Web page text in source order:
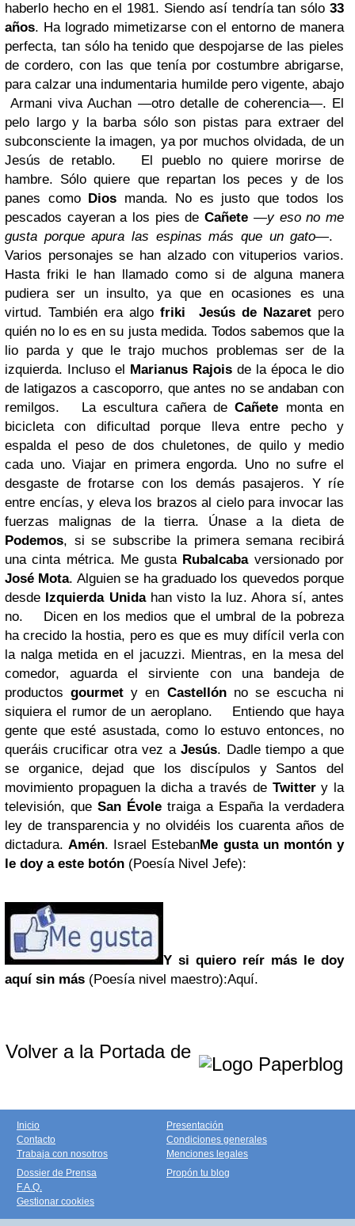
haberlo hecho en el 1981. Siendo así tendría tan sólo 33
años. Ha logrado mimetizarse con el entorno de manera
perfecta, tan sólo ha tenido que despojarse de las pieles
de cordero, con las que tenía por costumbre abrigarse,
para calzar una indumentaria humilde pero vigente, abajo
Armani viva Auchan ―otro detalle de coherencia―. El
pelo largo y la barba sólo son pistas para extraer del
subconsciente la imagen, ya por muchos olvidada, de un
Jesús de retablo. El pueblo no quiere morirse de
hambre. Sólo quiere que repartan los peces y de los
panes como Dios manda. No es justo que todos los
pescados cayeran a los pies deCañete ―y eso no me
gusta porque apura las espinas más que un gato―.
Varios personajes se han alzado con vituperios varios.
Hasta friki le han llamado como si de alguna manera
pudiera ser un insulto, ya que en ocasiones es una
virtud. También era algofriki Jesús de Nazaretpero
quién no lo es en su justa medida. Todos sabemos que la
lio parda y que le trajo muchos problemas ser de la
izquierda. Incluso el Marianus Rajois de la época le dio
de latigazos a cascoporro, que antes no se andaban con
remilgos. La escultura cañera deCañete monta en
bicicleta con dificultad porque lleva entre pecho y
espalda el peso de dos chuletones, de quilo y medio
cada uno. Viajar en primera engorda. Uno no sufre el
desgaste de frotarse con los demás pasajeros. Y ríe
entre encías, y eleva los brazos al cielo para invocar las
fuerzas malignas de la tierra. Únase a la dieta de
Podemos, si se subscribe la primera semana recibirá
una cinta métrica. Me gusta Rubalcabaversionado por
José Mota. Alguien se ha graduado los quevedos porque
desde Izquierda Unidahan visto la luz. Ahora sí, antes
no.
Dicen en los medios que el umbral de la pobreza
ha crecido la hostia, pero es que es muy difícil verla con
la nalga metida en el jacuzzi. Mientras, en la mesa del
comedor, aguarda el sirviente con una bandeja de
productosgourmet y en Castellónno se escucha ni
siquiera el rumor de un aeroplano.
Entiendo que haya
gente que esté asustada, como lo estuvo entonces, no
queráis crucificar otra vez aJesús. Dadle tiempo a que
se organice, dejad que los discípulos y Santos del
movimiento propaguen la dicha a través de Twittery la
televisión, que San Évole traiga a España la verdadera
ley de transparencia y no olvidéis los cuarenta años de
dictadura.Amén. Israel EstebanMe gusta un montón y
le doy a este botón (Poesía Nivel Jefe):
Y si quiero reír más le doy
aquí sin más (Poesía nivel maestro):Aquí.
Volver a la Portada de
Inicio
Contacto
Trabaja con nosotros
Presentación
Condiciones generales
Menciones legales
Dossier de Prensa
F.A.Q.
Gestionar cookies
Propón tu blog